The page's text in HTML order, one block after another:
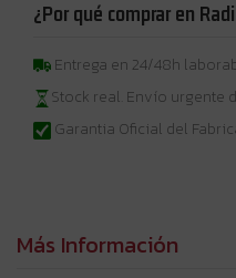
¿Por qué comprar en
Entrega en 24/48h
Stock real. Envío urgente
Garantia Oficial del
Más Información